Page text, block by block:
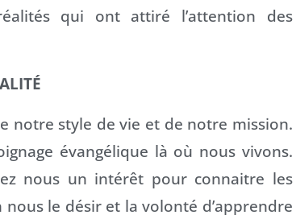
qui ont attiré l’attention des
notre style de vie et de notre mission.
évangélique là où nous vivons.
nous un intérêt pour connaitre les
le désir et la volonté d’apprendre